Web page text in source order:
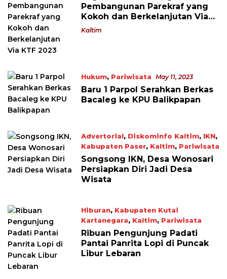
Pembangunan Parekraf yang
Kokoh dan Berkelanjutan Via
KTF 2023
Kaltim
Hukum, Pariwisata May 11, 2023
Baru 1 Parpol Serahkan Berkas
Bacaleg ke KPU Balikpapan
Advertorial, Diskominfo Kaltim, IKN,
Kabupaten Paser, Kaltim, Pariwisata
May 8, 2023
Songsong IKN, Desa Wonosari
Persiapkan Diri Jadi Desa
Wisata
Hiburan, Kabupaten Kutai
Kartanegara, Kaltim, Pariwisata
May 1, 2023
Ribuan Pengunjung Padati
Pantai Panrita Lopi di Puncak
Libur Lebaran